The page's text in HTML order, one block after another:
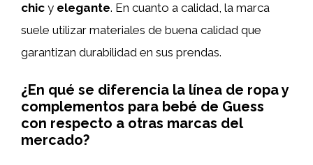
chic y elegante. En cuanto a calidad, la marca
suele utilizar materiales de buena calidad que
garantizan durabilidad en sus prendas.
¿En qué se diferencia la línea de ropa y
complementos para bebé de Guess
con respecto a otras marcas del
mercado?